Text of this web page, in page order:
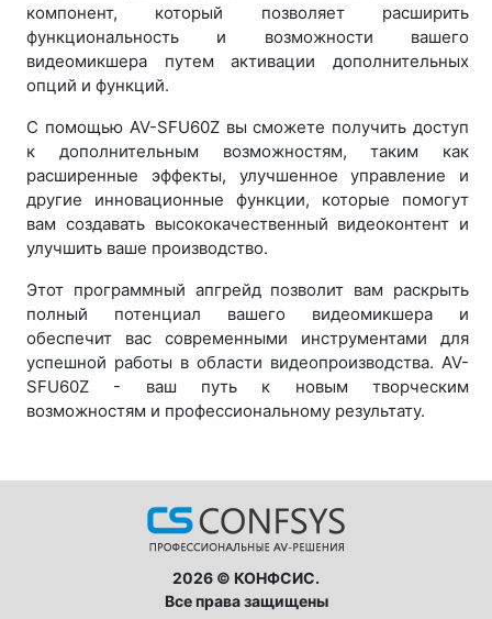
компонент, который позволяет расширить
функциональность и возможности вашего
видеомикшера путем активации дополнительных
опций и функций.
С помощью AV-SFU60Z вы сможете получить доступ
к дополнительным возможностям, таким как
расширенные эффекты, улучшенное управление и
другие инновационные функции, которые помогут
вам создавать высококачественный видеоконтент и
улучшить ваше производство.
Этот программный апгрейд позволит вам раскрыть
полный потенциал вашего видеомикшера и
обеспечит вас современными инструментами для
успешной работы в области видеопроизводства. AV-
SFU60Z - ваш путь к новым творческим
возможностям и профессиональному результату.
2026 © КОНФСИС.
Все права защищены